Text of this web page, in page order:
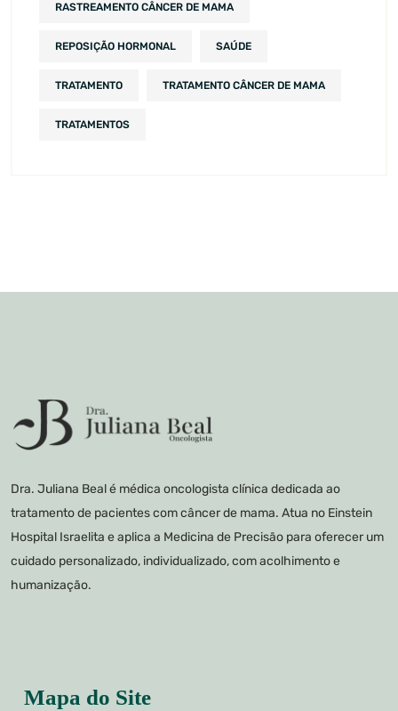
RASTREAMENTO CÂNCER DE MAMA
REPOSIÇÃO HORMONAL SAÚDE
TRATAMENTO TRATAMENTO CÂNCER DE MAMA
TRATAMENTOS
Dra. Juliana Beal é médica oncologista clínica dedicada ao
tratamento de pacientes com câncer de mama. Atua no Einstein
Hospital Israelita e aplica a Medicina de Precisão para oferecer um
cuidado personalizado, individualizado, com acolhimento e
humanização.
Mapa do Site